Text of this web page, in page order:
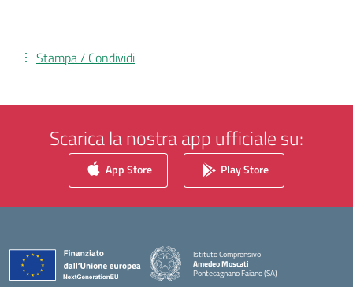
Stampa / Condividi
Scarica la nostra app ufficiale su:
App Store Play Store
Istituto Comprensivo
Amedeo Moscati
Pontecagnano Faiano (SA)
— Visita la pagina iniziale della scuola